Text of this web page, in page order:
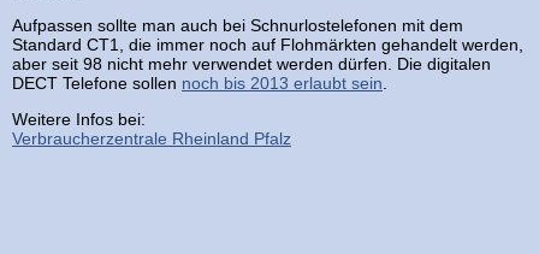
Aufpassen sollte man auch bei Schnurlostelefonen mit dem
Standard CT1, die immer noch auf Flohmärkten gehandelt werden,
aber seit 98 nicht mehr verwendet werden dürfen. Die digitalen
DECT Telefone sollen noch bis 2013 erlaubt sein
Weitere Infos bei:
Verbraucherzentrale Rheinland Pfalz